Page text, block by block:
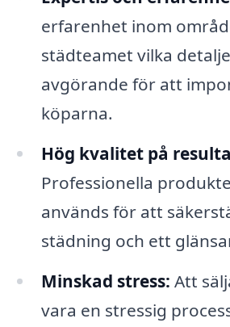
erfarenhet inom
städteamet vilka
avgörande för att
köparna.
Hög kvalitet på
Professionella
används för att
städning och ett
Minskad stress: Att
vara en stressig